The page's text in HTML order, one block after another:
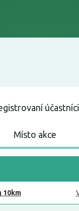
účastníci
Místo akce
10km